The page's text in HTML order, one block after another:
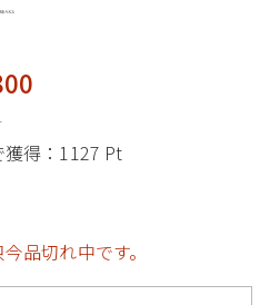
得： 1127 Pt
品切れ中です。